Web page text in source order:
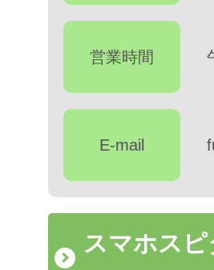
営業時間
E-mail
スマホスピ